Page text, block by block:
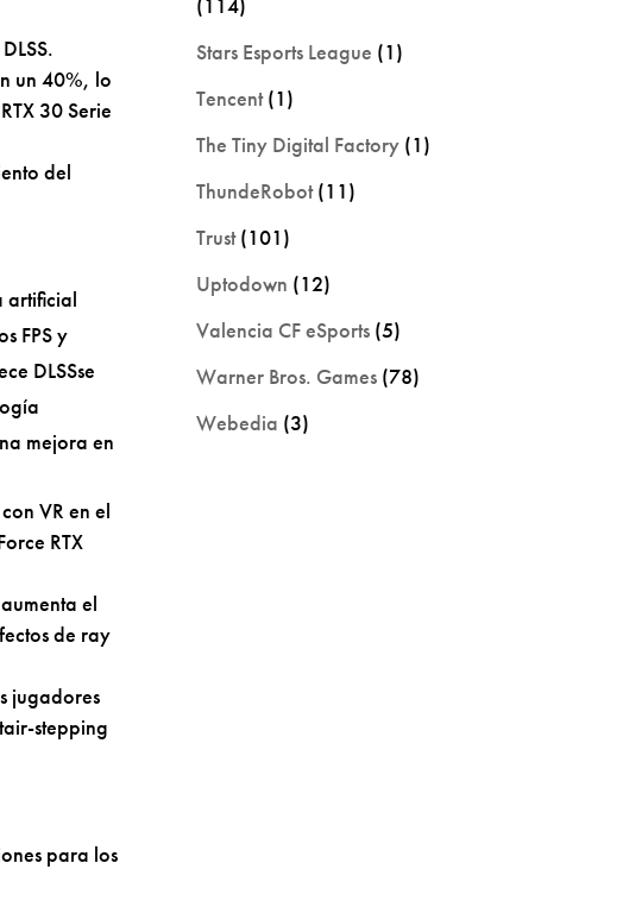
un 40%, lo
30 Serie
del
artificial
FPS y
DLSSse
mejora en
VR en el
RTX
el
de ray
jugadores
stepping
para los
Stars Esports League (1)
Tencent(1)
The Tiny Digital Factory (1)
ThundeRobot(11)
Trust(101)
Uptodown (12)
Valencia CF eSports (5)
Warner Bros. Games (78)
Webedia (3)